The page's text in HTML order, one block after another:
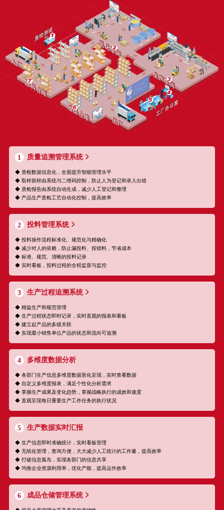
1 质量追溯管理系统
◆ 质检数据信息化，全面提升智能管理水平
◆ 取样留样由系统与二维码控制，防止人为登记和录入出错
◆ 质检报告由系统自动生成，减少人工登记和整理
◆ 产品生产质检工艺自动化控制，提高效率
2 投料管理系统
◆ 投料操作流程标准化、规范化与精确化
◆ 减少对人的依赖，防止漏投料、投错料，节省成本
◆ 标准、规范、清晰的投料记录
◆ 实时看板，投料过程的全程监督与监控
3 生产过程追溯系统
◆ 精益生产和规范管理
◆ 生产过程状态即时记录，实时直观的报表和看板
◆ 建立起产品的多级关联
◆ 实现最小销售单位产品的状态和流向可追溯
4 多维度数据分析
◆ 各部门生产信息多维度数据形化呈现，实时查看数据
◆ 自定义多维度报表，满足个性化分析需求
◆ 掌握生产成果及变化趋势，掌握战略执行的成效和速度
◆ 直观呈现每日重要生产工作任务的执行状况
5 生产数据实时汇报
◆ 生产信息即时准确统计，实时看板管理
◆ 无纸化管理，查询方便，大大减少人工统计的工作量，提高效率
◆ 打破信息孤岛，实现各部门的信息共享
◆ 均衡企业资源利用率，优化产能，提高运作效率
6 成品仓储管理系统